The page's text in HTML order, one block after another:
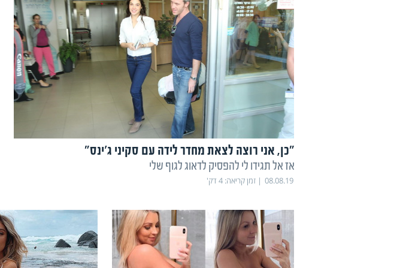
"כן, אני רוצה לצאת מחדר לידה עם סקיני ג'ינס"
אז אל תגידו לי להפסיק לדאוג לגוף שלי
08.08.19 זמן קריאה:4 דק'